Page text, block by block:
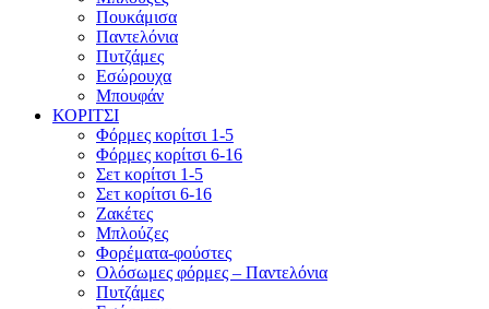
Πουκάμισα
Παντελόνια
Πυτζάμες
Εσώρουχα
Μπουφάν
ΚΟΡΙΤΣΙ
Φόρμες κορίτσι 1-5
Φόρμες κορίτσι 6-16
Σετ κορίτσι 1-5
Σετ κορίτσι 6-16
Ζακέτες
Μπλούζες
Φορέματα-φούστες
Ολόσωμες φόρμες – Παντελόνια
Πυτζάμες